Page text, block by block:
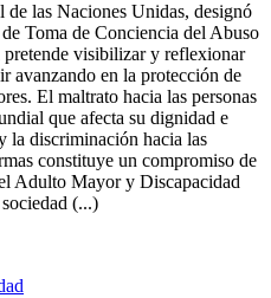
de las Naciones Unidas, designó
Toma de Conciencia del Abuso
visibilizar y reflexionar
avanzando en la protección de
El maltrato hacia las personas
que afecta su dignidad e
la discriminación hacia las
constituye un compromiso de
Adulto Mayor y Discapacidad
(...)